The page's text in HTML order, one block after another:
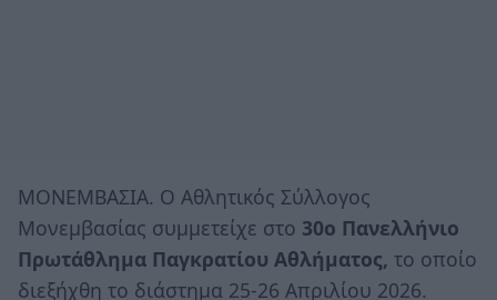
ΜΟΝΕΜΒΑΣΙΑ. Ο Αθλητικός Σύλλογος
Μονεμβασίας συμμετείχε στο 30ο Πανελλήνιο
Πρωτάθλημα Παγκρατίου Αθλήματος, το οποίο
διεξήχθη το διάστημα 25-26 Απριλίου 2026.